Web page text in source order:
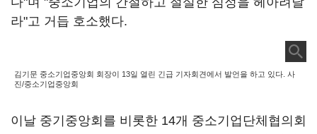
라"고 거듭 호소했다.
김기문 중소기업중앙회 회장이 13일 열린 긴급 기자회견에서 발언을 하고 있다. 사
진/중소기업중앙회
이날 중기중앙회를 비롯한 14개 중소기업단체협의회